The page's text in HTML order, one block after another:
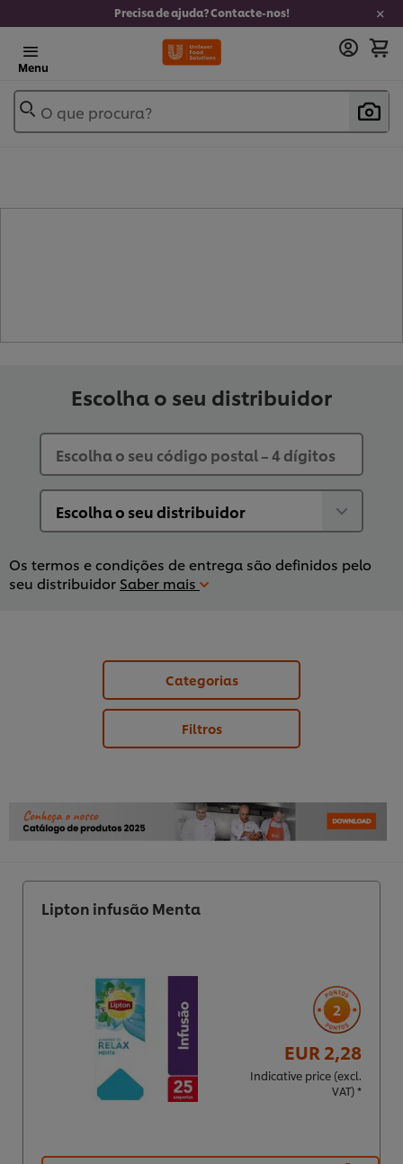
Precisa de ajuda? Contacte-nos!
Menu
O que procura?
Escolha o seu distribuidor
Os termos e condições de entrega são definidos pelo
seu distribuidor Saber mais
Categorias
Filtros
Lipton infusão Menta
2
Indicative price (excl.
VAT) *
EUR 2,28